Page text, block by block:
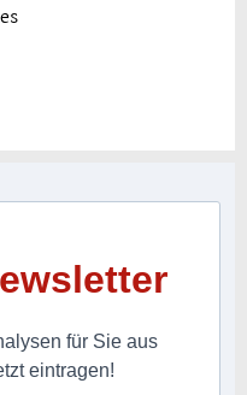
für Sie aus
eintragen!